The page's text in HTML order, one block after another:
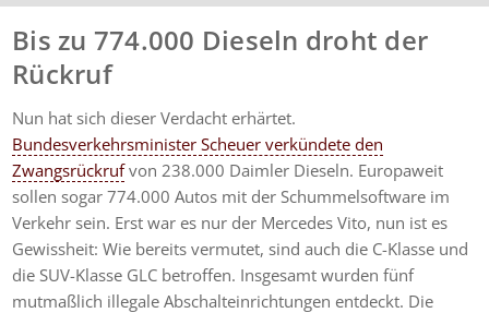
Bis zu 774.000 Dieseln droht der
Rückruf
Nun hat sich dieser Verdacht erhärtet.
Bundesverkehrsminister Scheuer verkündete den
Zwangsrückrufvon 238.000 Daimler Dieseln. Europaweit
sollen sogar 774.000 Autos mit der Schummelsoftware im
Verkehr sein. Erst war es nur der Mercedes Vito, nun ist es
Gewissheit: Wie bereits vermutet, sind auch die C-Klasse und
die SUV-Klasse GLC betroffen. Insgesamt wurden fünf
mutmaßlich illegale Abschalteinrichtungen entdeckt. Die